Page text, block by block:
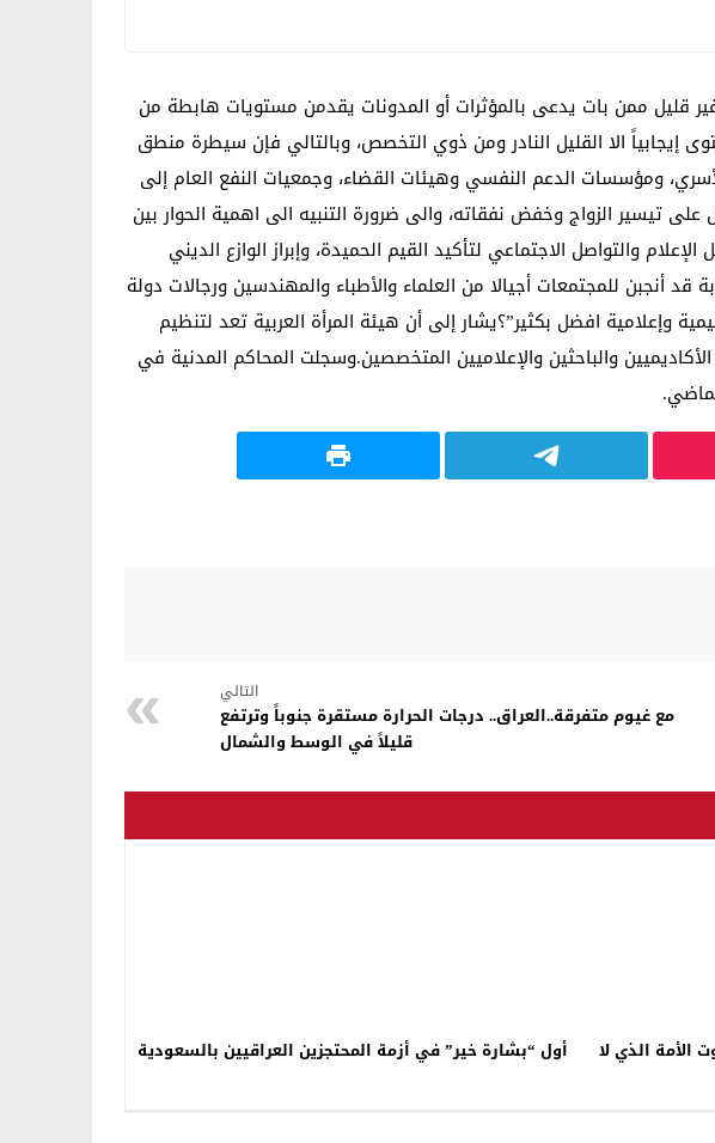
قليل ممن بات يدعى بالمؤثرات أو المدونات يقدمن مستويات هابطة من
إيجابياً الا القليل النادر ومن ذوي التخصص، وبالتالي فإن سيطرة منطق
ومؤسسات الدعم النفسي وهيئات القضاء، وجمعيات النفع العام إلى
تيسير الزواج وخفض نفقاته، والى ضرورة التنبيه الى اهمية الحوار بين
والتواصل الاجتماعي لتأكيد القيم الحميدة، وإبراز الوازع الديني
أنجبن للمجتمعات أجيالا من العلماء والأطباء والمهندسين ورجالات دولة
افضل بكثير”؟يشار إلى أن هيئة المرأة العربية تعد لتنظيم
والباحثين والإعلاميين المتخصصين.وسجلت المحاكم المدنية في
التالي
مع غيوم متفرقة..العراق.. درجات الحرارة مستقرة جنوباً وترتفع
قليلاً في الوسط والشمال
الأمة الذي لا
أول “بشارة خير” في أزمة المحتجزين العراقيين بالسعودية